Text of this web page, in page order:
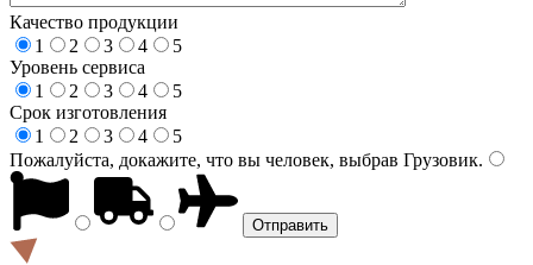
Качество продукции
1
2 3 4
5
Уровень сервиса
1
2 3 4
5
Срок изготовления
1
2 3 4
5
Пожалуйста, докажите, что вы человек, выбрав Грузовик.